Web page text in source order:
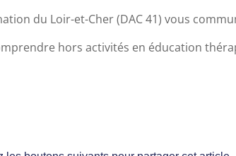
du Loir-et-Cher (DAC 41) vous
hors activités en éducation